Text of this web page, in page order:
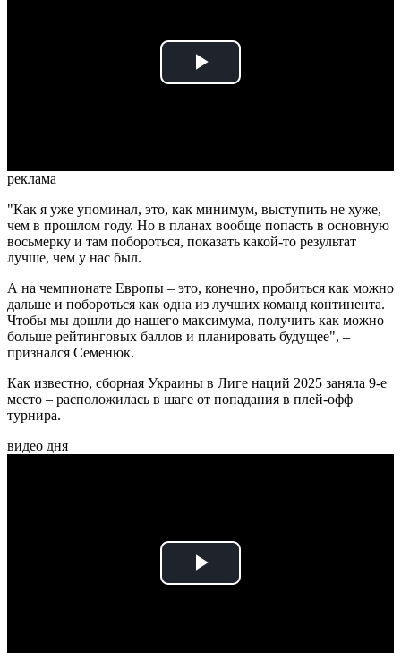
Play
реклама
"Как я уже упоминал, это, как минимум, выступить не хуже,
чем в прошлом году. Но в планах вообще попасть в основную
восьмерку и там побороться, показать какой-то результат
лучше, чем у нас был.
А на чемпионате Европы – это, конечно, пробиться как можно
дальше и побороться как одна из лучших команд континента.
Чтобы мы дошли до нашего максимума, получить как можно
больше рейтинговых баллов и планировать будущее", –
признался Семенюк.
Как известно, сборная Украины в Лиге наций 2025 заняла 9-е
место – расположилась в шаге от попадания в плей-офф
турнира.
видео дня
Play